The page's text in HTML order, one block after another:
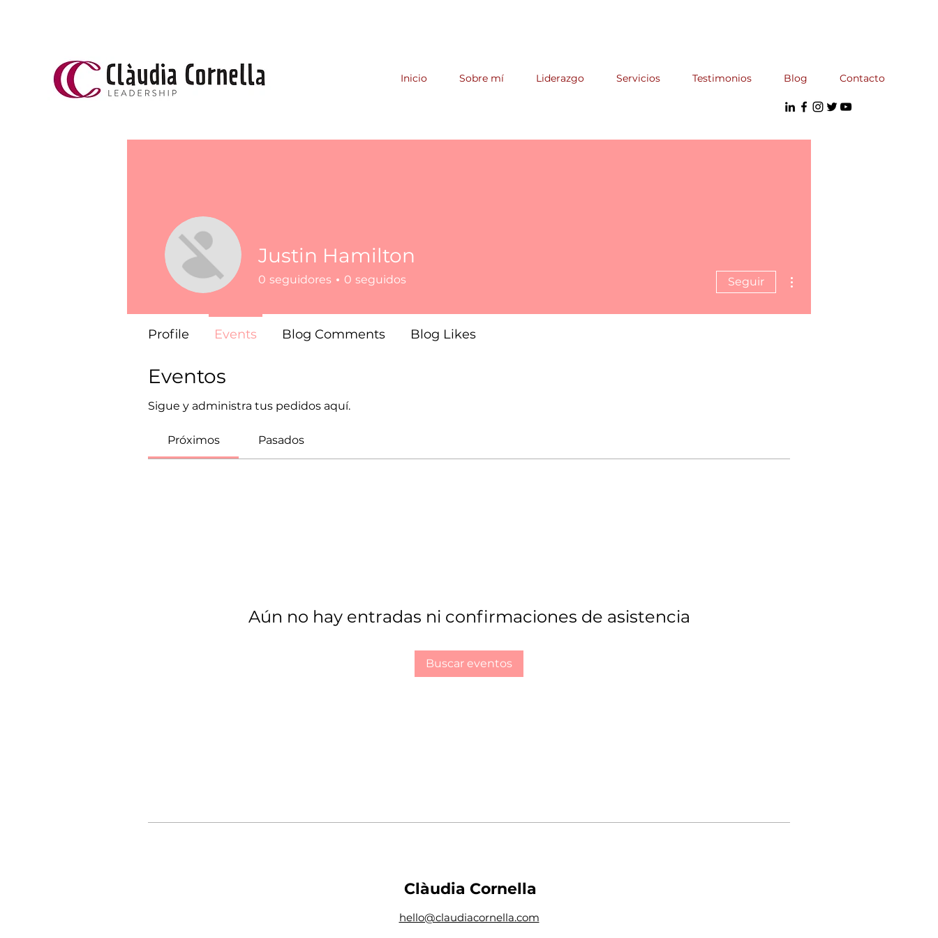
Inicio Sobre mí Liderazgo Servicios Testimonios Blog Contacto
Eventos
Sigue y administra tus pedidos aquí.
Próximos Pasados
Aún no hay entradas ni confirmaciones de asistencia
Buscar eventos
Justin Hamilton
0 seguidores 0 seguidos Seguir
Profile Events Blog Comments Blog Likes
Clàudia Cornella
hello@claudiacornella.com